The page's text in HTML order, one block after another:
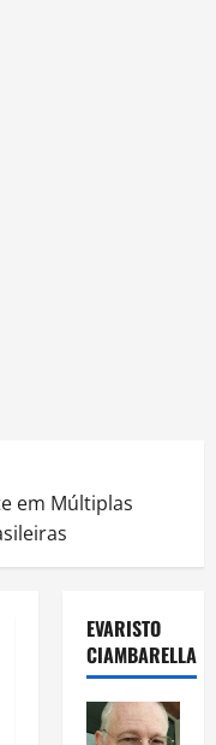
em Múltiplas
EVARISTO
CIAMBARELLA